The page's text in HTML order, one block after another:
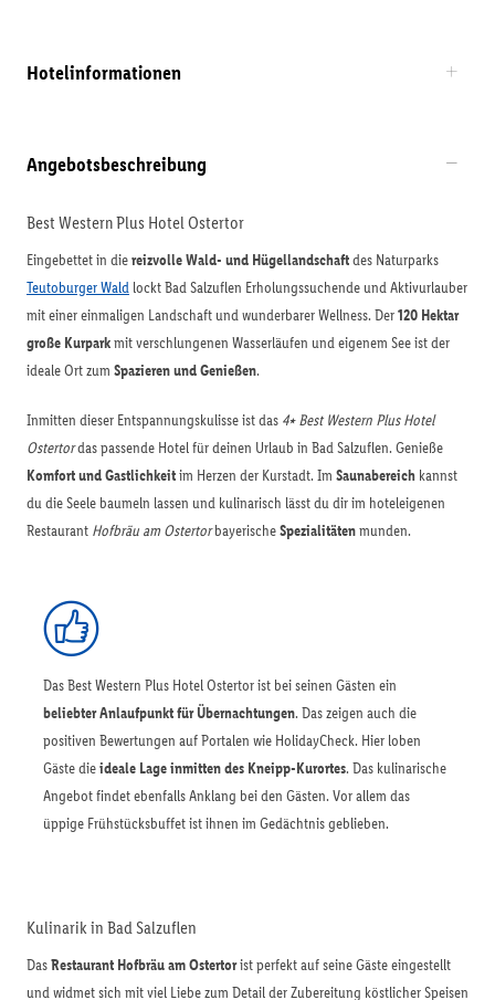
Hotelinformationen
Angebotsbeschreibung
Best Western Plus Hotel Ostertor
Eingebettet in diereizvolle Wald- und Hügellandschaftdes Naturparks
Teutoburger Wald lockt Bad Salzuflen Erholungssuchende und Aktivurlauber
mit einer einmaligen Landschaft und wunderbarer Wellness. Der120 Hektar
große Kurparkmit verschlungenen Wasserläufen und eigenem See ist der
ideale Ort zum Spazieren und Genießen.
Inmitten dieser Entspannungskulisse ist das 4⭑ Best Western Plus Hotel
Ostertordas passende Hotel für deinen Urlaub in Bad Salzuflen. Genieße
Komfort und Gastlichkeitim Herzen der Kurstadt. Im Saunabereich kannst
du die Seele baumeln lassen und kulinarisch lässt du dir im hoteleigenen
Restaurant Hofbräu am OstertorbayerischeSpezialitätenmunden.
Das Best Western Plus Hotel Ostertor ist bei seinen Gästen ein
beliebter Anlaufpunkt für Übernachtungen. Das zeigen auch die
positiven Bewertungen auf Portalen wie HolidayCheck. Hier loben
Gäste dieideale Lage inmitten des Kneipp-Kurortes. Das kulinarische
Angebot findet ebenfalls Anklang bei den Gästen. Vor allem das
üppige Frühstücksbuffet ist ihnen im Gedächtnis geblieben.
Kulinarik in Bad Salzuflen
DasRestaurant Hofbräu am Ostertorist perfekt auf seine Gäste eingestellt
und widmet sich mit viel Liebe zum Detail der Zubereitung köstlicher Speisen